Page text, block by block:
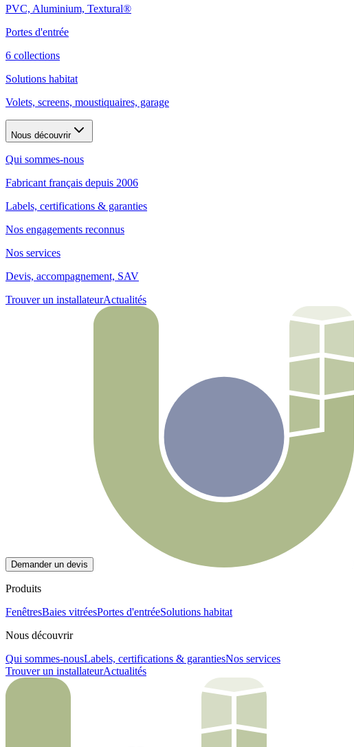
PVC, Aluminium, Textural®
Portes d'entrée
6 collections
Solutions habitat
Volets, screens, moustiquaires, garage
Nous découvrir
Qui sommes-nous
Fabricant français depuis 2006
Labels, certifications & garanties
Nos engagements reconnus
Nos services
Devis, accompagnement, SAV
Trouver un installateurActualités
Demander un devis
Produits
FenêtresBaies vitréesPortes d'entréeSolutions habitat
Nous découvrir
Qui sommes-nousLabels, certifications & garantiesNos services
Trouver un installateurActualités